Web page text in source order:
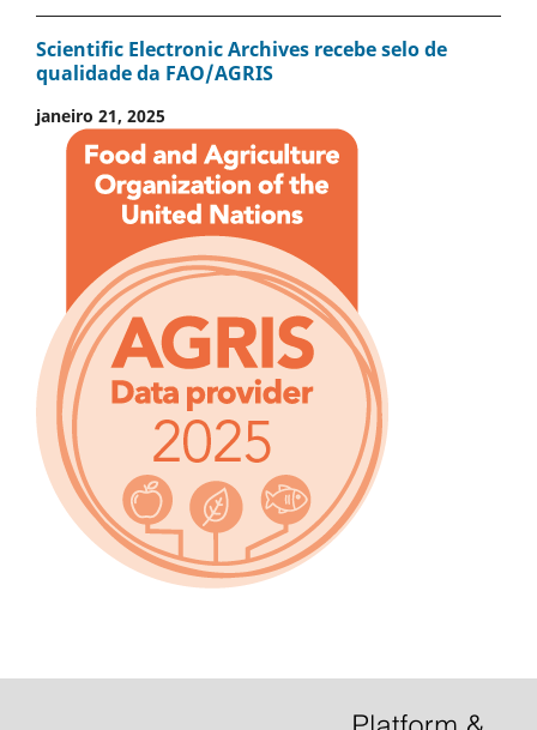
Scientific Electronic Archives recebe selo de
qualidade da FAO/AGRIS
janeiro 21, 2025